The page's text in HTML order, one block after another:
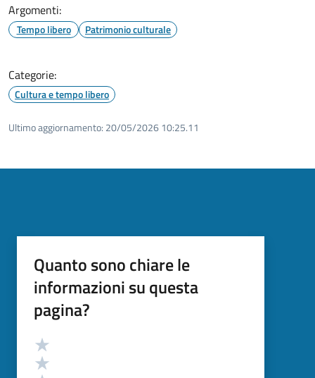
Argomenti:
Tempo libero Patrimonio culturale
Categorie:
Cultura e tempo libero
Ultimo aggiornamento: 20/05/2026 10:25.11
Quanto sono chiare le
informazioni su questa
pagina?
Valutazione